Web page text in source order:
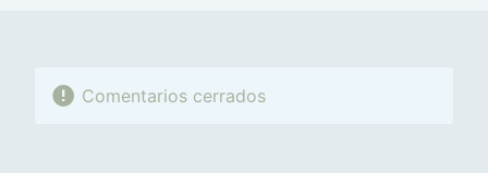
Comentarios cerrados